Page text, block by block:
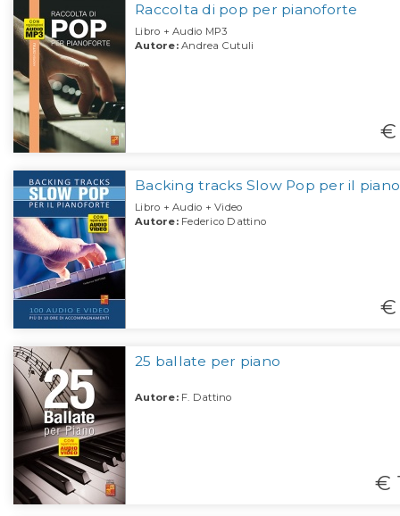
Raccolta di pop per pianoforte
Libro + Audio MP3
Autore:Andrea Cutuli
€
Backing tracks Slow Pop per il
Libro + Audio + Video
Autore:Federico Dattino
€
25 ballate per piano
Autore:F. Dattino
€